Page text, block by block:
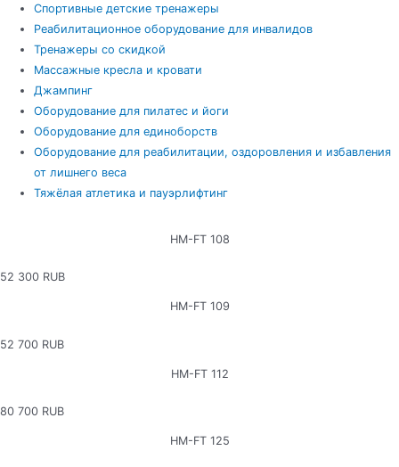
Спортивные детские тренажеры
Реабилитационное оборудование для инвалидов
Тренажеры со скидкой
Массажные кресла и кровати
Джампинг
Оборудование для пилатес и йоги
Оборудование для единоборств
Оборудование для реабилитации, оздоровления и избавления
от лишнего веса
Тяжёлая атлетика и пауэрлифтинг
НМ-FТ 108
52 300 RUB
НМ-FТ 109
52 700 RUB
НМ-FТ 112
80 700 RUB
НМ-FТ 125